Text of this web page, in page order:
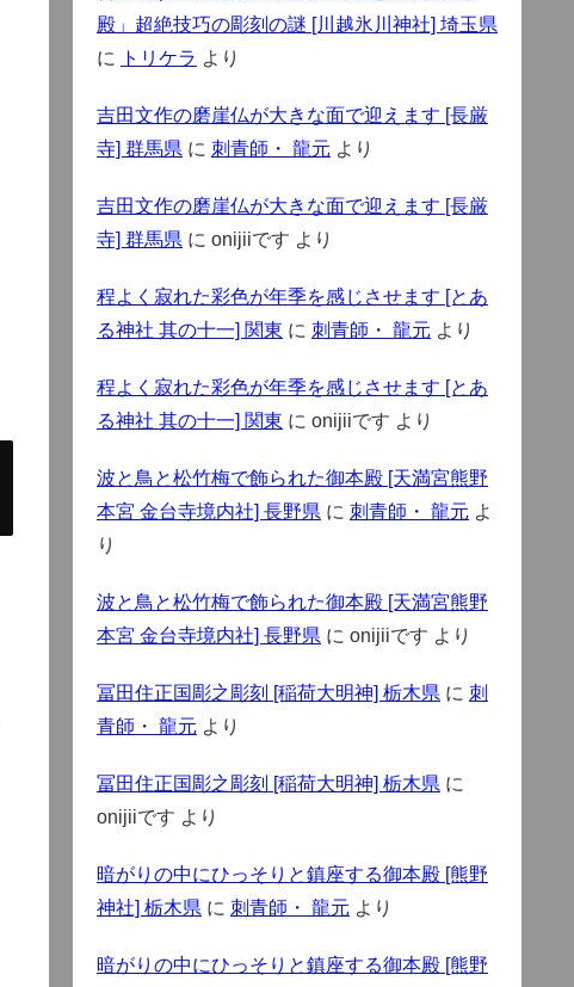
殿」超絶技巧の彫刻の謎 [川越氷川神社] 埼玉県
に
トリケラ より
吉田文作の磨崖仏が大きな面で迎えます [長厳
寺] 群馬県 に 刺青師・ 龍元 より
吉田文作の磨崖仏が大きな面で迎えます [長厳
寺] 群馬県 に onijiiです より
程よく寂れた彩色が年季を感じさせます [とあ
る神社 其の十一] 関東 に 刺青師・ 龍元 より
程よく寂れた彩色が年季を感じさせます [とあ
る神社 其の十一] 関東 に onijiiです より
波と鳥と松竹梅で飾られた御本殿 [天満宮熊野
本宮 金台寺境内社] 長野県 に 刺青師・ 龍元 よ
り
波と鳥と松竹梅で飾られた御本殿 [天満宮熊野
本宮 金台寺境内社] 長野県 に onijiiです より
冨田住正国彫之彫刻 [稲荷大明神] 栃木県 に 刺
青師・ 龍元 より
冨田住正国彫之彫刻 [稲荷大明神] 栃木県 に
onijiiです より
暗がりの中にひっそりと鎮座する御本殿 [熊野
神社] 栃木県 に 刺青師・ 龍元 より
暗がりの中にひっそりと鎮座する御本殿 [熊野